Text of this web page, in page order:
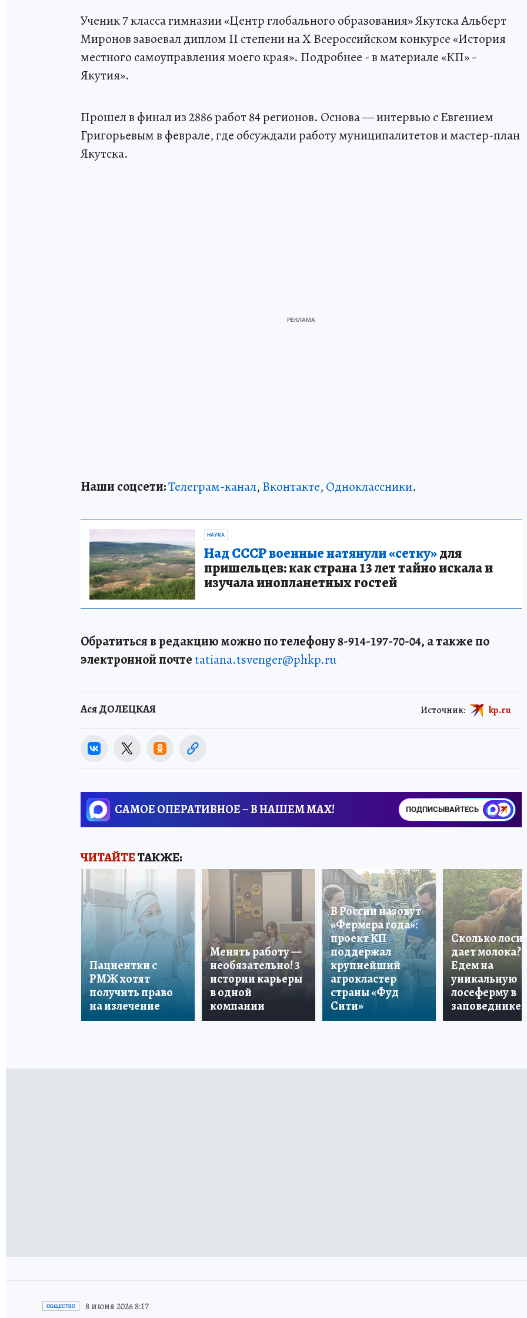
Ученик 7 класса гимназии «Центр глобального образования» Якутска Альберт
Миронов завоевал диплом II степени на X Всероссийском конкурсе «История
местного самоуправления моего края». Подробнее - в материале «КП» -
Якутия».
Прошел в финал из 2886 работ 84 регионов. Основа — интервью с Евгением
Григорьевым в феврале, где обсуждали работу муниципалитетов и мастер-план
Якутска.
Наши соцсети:Телеграм-канал, Вконтакте, Одноклассники.
НАУКА
Над СССР военные натянули «сетку»для
пришельцев: как страна 13 лет тайно искала и
изучала инопланетных гостей
Обратиться в редакцию можно по телефону 8-914-197-70-04, а также по
электронной почтеtatiana.tsvenger@phkp.ru
Ася ДОЛЕЦКАЯ Источник: kp.ru
САМОЕ ОПЕРАТИВНОЕ – В НАШЕМ MAX! ПОДПИСЫВАЙТЕСЬ
ЧИТАЙТЕТАКЖЕ:
Пациентки с
РМЖ хотят
получить право
на излечение
Менять работу —
необязательно! 3
истории карьеры
в одной
компании
В России назовут
«Фермера года»:
проект КП
поддержал
крупнейший
агрокластер
страны «Фуд
Сити»
Сколько лосиха
дает молока?
Едем на
уникальную
лосеферму в
заповеднике!
ОБЩЕСТВО 8 июня 2026 8:17